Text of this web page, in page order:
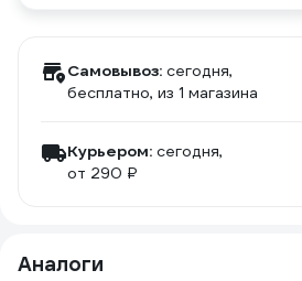
Самовывоз: сегодня,
бесплатно, из 1 магазина
Курьером: сегодня,
от 290 ₽
Аналоги